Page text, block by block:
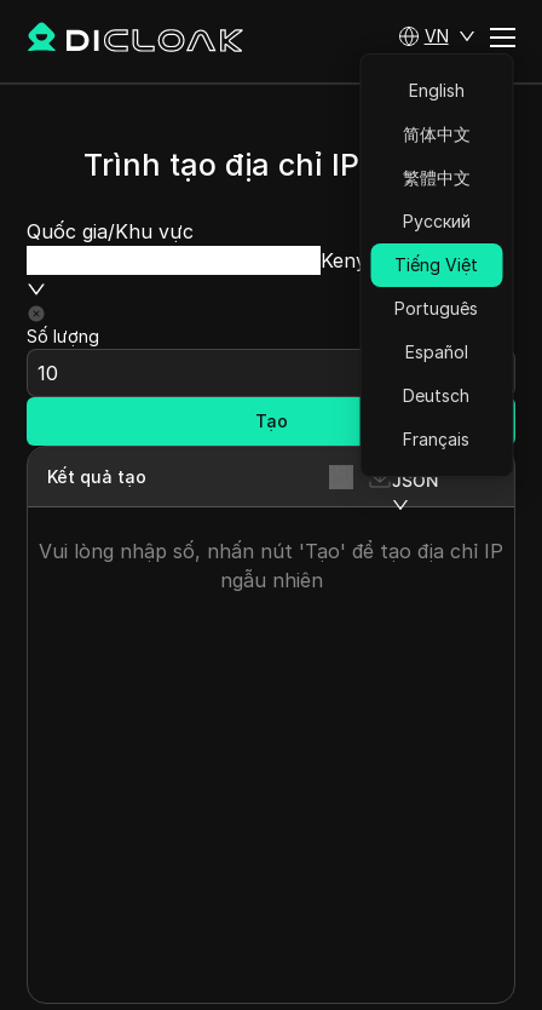
VN
English
简体中文
繁體中文
Русский
Tiếng Việt
Português
Español
Deutsch
Français
Trình tạo địa chỉ IP Kenya
Quốc gia/Khu vực
Kenya
Số lượng
Tạo
Kết quả tạo JSON
Vui lòng nhập số, nhấn nút 'Tạo' để tạo địa chỉ IP
ngẫu nhiên